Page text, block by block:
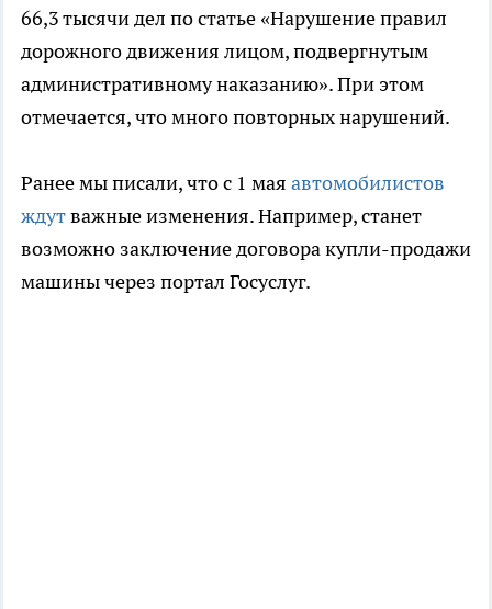
66,3 тысячи дел по статье «Нарушение правил
дорожного движения лицом, подвергнутым
административному наказанию». При этом
отмечается, что много повторных нарушений.
Ранее мы писали, что с 1 мая автомобилистов
ждутважные изменения. Например, станет
возможно заключение договора купли-продажи
машины через портал Госуслуг.